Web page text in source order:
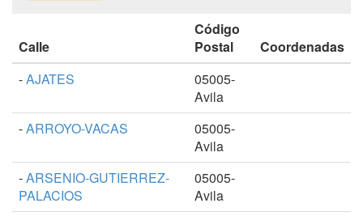
Calle
Código
Postal
Coordenadas
-AJATES
05005-
Avila
-ARROYO-VACAS
05005-
Avila
-ARSENIO-GUTIERREZ-
PALACIOS
05005-
Avila